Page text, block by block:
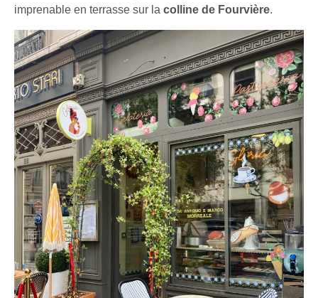
imprenable en terrasse sur lacolline de Fourvière.